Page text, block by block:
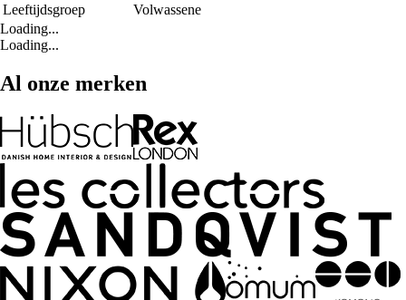
Leeftijdsgroep
Volwassene
Loading...
Loading...
Al onze merken